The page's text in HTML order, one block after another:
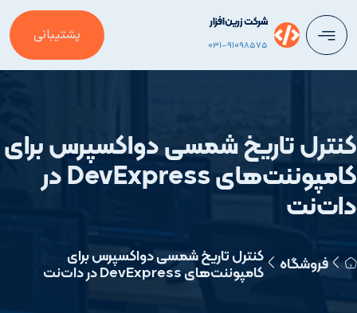
شرکت زرین‌افزار
031-91098575
پشتیبانی
کنترل تاریخ شمسی دواکسپرس برای
کامپوننت‌های DevExpress در
دات‌نت
فروشگاه کنترل تاریخ شمسی دواکسپرس برای
کامپوننت‌های DevExpress در دات‌نت